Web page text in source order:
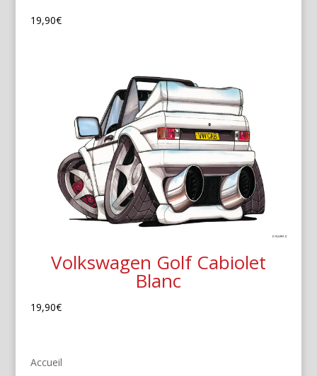
19,90€
Volkswagen Golf Cabiolet
Blanc
19,90€
Accueil